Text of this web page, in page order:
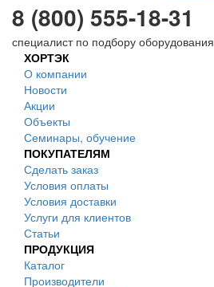
8 (800) 555-18-31
специалист по подбору оборудования
ХОРТЭК
О компании
Новости
Акции
Объекты
Семинары, обучение
ПОКУПАТЕЛЯМ
Сделать заказ
Условия оплаты
Условия доставки
Услуги для клиентов
Статьи
ПРОДУКЦИЯ
Каталог
Производители